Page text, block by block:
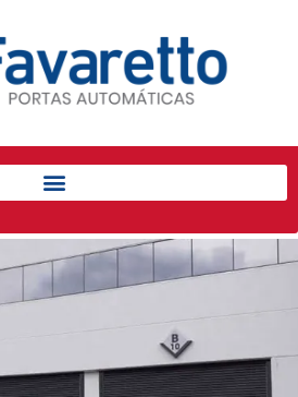
Início
Produtos
Porta de Enrolar Automática
Automatizadores
Acessórios Para Portas de
Enrolar